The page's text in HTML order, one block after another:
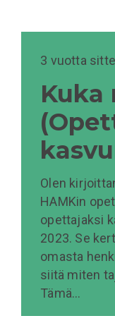
3 vuotta
Kuka
Olen
HAMKin
opettajaksi
2023. Se
omasta
siitä miten
Tämä…